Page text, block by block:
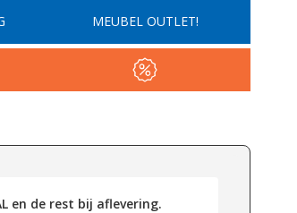
MEUBEL OUTLET!
en de rest bij aflevering.